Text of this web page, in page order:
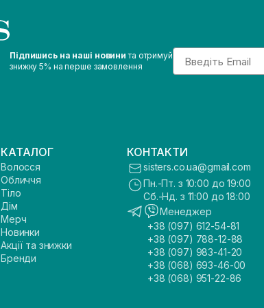
Підпишись на наші новини та отримуй
знижку 5% на перше замовлення
Email
КАТАЛОГ
Волосся
Обличчя
Тіло
Дім
Мерч
Новинки
Акції та знижки
Бренди
КОНТАКТИ
sisters.co.ua@gmail.com
Пн.-Пт. з 10:00 до 19:00
Сб.-Нд. з 11:00 до 18:00
Менеджер
+38 (097) 612-54-81
+38 (097) 788-12-88
+38 (097) 983-41-20
+38 (068) 693-46-00
+38 (068) 951-22-86